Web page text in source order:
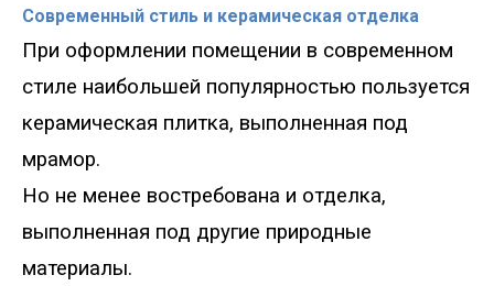
Современный стиль и керамическая отделка
При оформлении помещении в современном
стиле наибольшей популярностью пользуется
керамическая плитка, выполненная под
мрамор.
Но не менее востребована и отделка,
выполненная под другие природные
материалы.